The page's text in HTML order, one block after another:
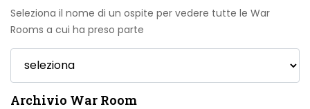
Seleziona il nome di un ospite per vedere tutte le War
Rooms a cui ha preso parte
Archivio War Room